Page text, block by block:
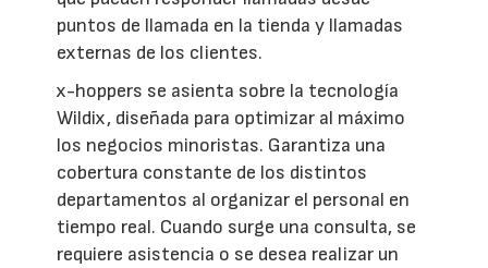
puntos de llamada en la tienda y llamadas
externas de los clientes.
x-hoppers se asienta sobre la tecnología
Wildix, diseñada para optimizar al máximo
los negocios minoristas. Garantiza una
cobertura constante de los distintos
departamentos al organizar el personal en
tiempo real. Cuando surge una consulta, se
requiere asistencia o se desea realizar un